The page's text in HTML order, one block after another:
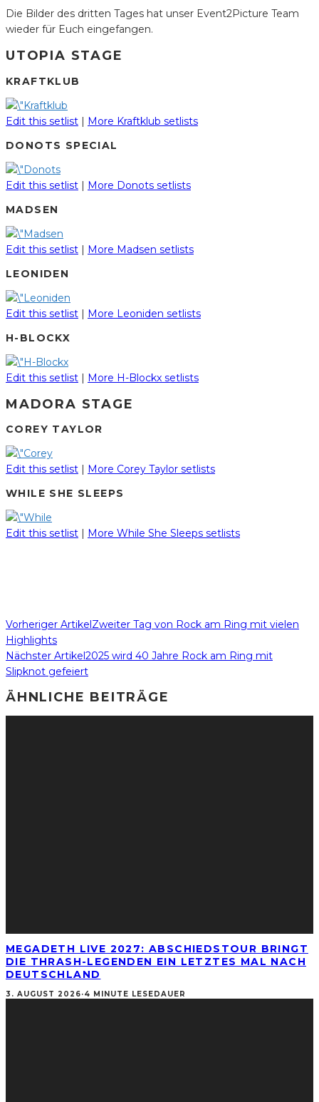
Die Bilder des dritten Tages hat unser Event2Picture Team
wieder für Euch eingefangen.
UTOPIA STAGE
KRAFTKLUB
Edit this setlist | More Kraftklub setlists
DONOTS SPECIAL
Edit this setlist | More Donots setlists
MADSEN
Edit this setlist | More Madsen setlists
LEONIDEN
Edit this setlist | More Leoniden setlists
H-BLOCKX
Edit this setlist | More H-Blockx setlists
MADORA STAGE
COREY TAYLOR
Edit this setlist
More Corey Taylor setlists
WHILE SHE SLEEPS
Edit this setlist More While She Sleeps setlists
Vorheriger Artikel Zweiter Tag von Rock am Ring mit vielen
Highlights
Nächster Artikel 2025 wird 40 Jahre Rock am Ring mit
Slipknot gefeiert
ÄHNLICHE BEITRÄGE
MEGADETH LIVE 2027: ABSCHIEDSTOUR BRINGT
DIE THRASH-LEGENDEN EIN LETZTES MAL NACH
DEUTSCHLAND
3. AUGUST 2026·4 MINUTE LESEDAUER